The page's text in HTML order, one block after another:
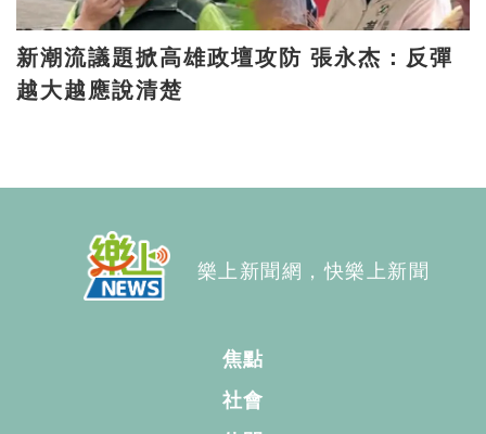
新潮流議題掀高雄政壇攻防 張永杰：反彈
越大越應說清楚
樂上新聞網，快樂上新聞
焦點
社會